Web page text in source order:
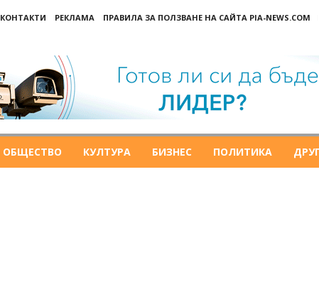
КОНТАКТИ РЕКЛАМА ПРАВИЛА ЗА ПОЛЗВАНЕ НА САЙТА PIA-NEWS.COM
ОБЩЕСТВО КУЛТУРА БИЗНЕС ПОЛИТИКА